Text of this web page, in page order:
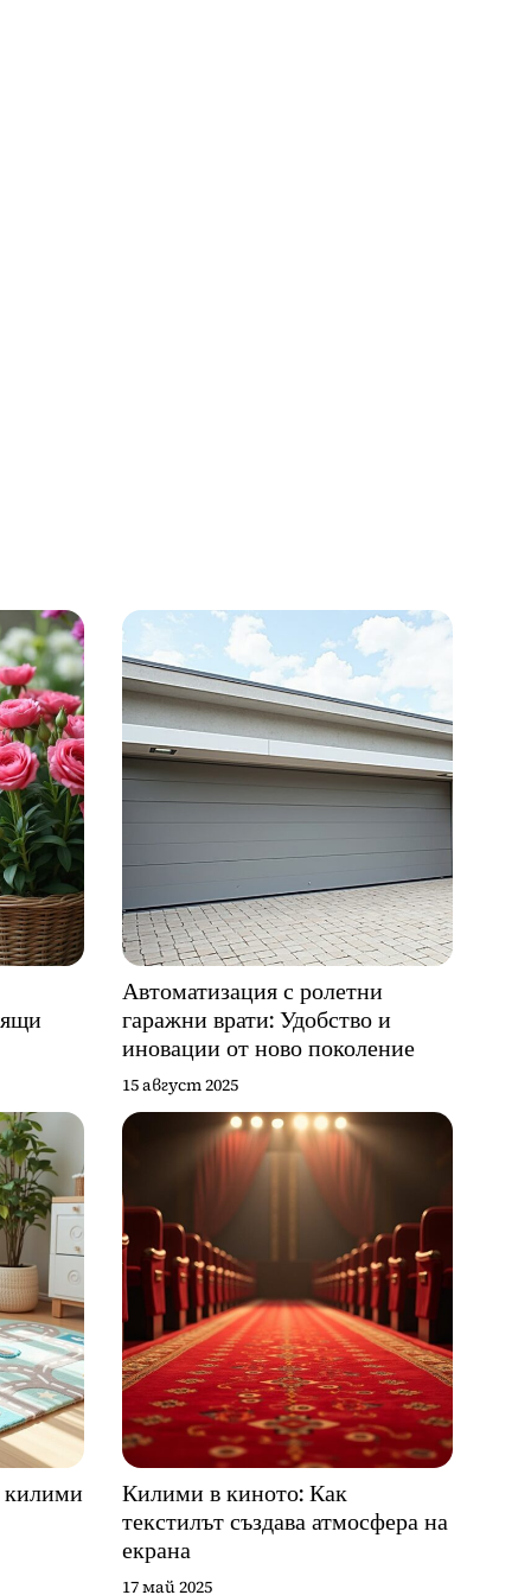
Автоматизация с ролетни
гаражни врати: Удобство и
иновации от ново поколение
15 август 2025
килими
Килими в киното: Как
текстилът създава атмосфера на
екрана
17 май 2025